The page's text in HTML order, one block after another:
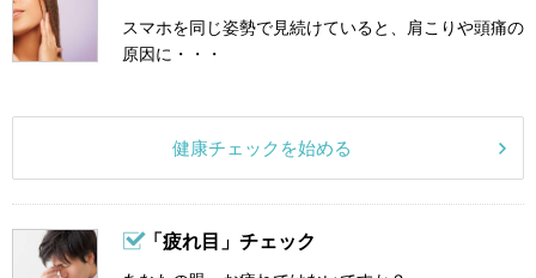
スマホを同じ姿勢で見続けていると、肩こりや頭痛の
原因に・・・
健康チェックを始める
「疲れ目」チェック